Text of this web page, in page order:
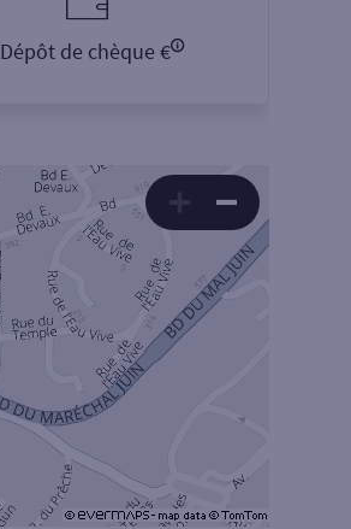
Dépôt de chèque €